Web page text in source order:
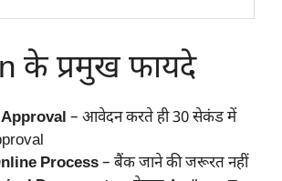
के प्रमुख फायदे
– आवेदन करते ही 30 सेकंड में
Process– बैंक जाने की जरूरत नहीं